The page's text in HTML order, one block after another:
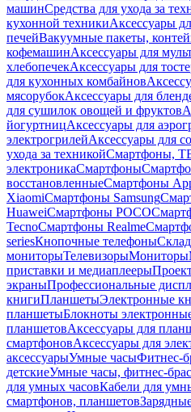
машинСредства для ухода за
кухонной техникиАксессуары
печейВакуумные пакеты,
кофемашинАксессуары для
хлебопечекАксессуары для
для кухонных комбайнов
мясорубокАксессуары для
для сушилок овощей и фруктов
йогуртницАксессуары для
электрогрилейАксессуары для
ухода за техникойСмартфоны,
электроникаСмартфоны
восстановленныеСмартфоны
XiaomiСмартфоны Samsung
HuaweiСмартфоны POCO
TecnoСмартфоны Realme
seriesКнопочные телефоны
мониторыТелевизорыМониторы
приставки и медиаплееры
экраныПрофессиональные
книгиПланшетыЭлектронные
планшетыБлокноты
планшетовАксессуары для
смартфоновАксессуары для
аксессуарыУмные часыФитнес-
детскиеУмные часы, фитнес-
для умных часовКабели для
смартфонов, планшетов